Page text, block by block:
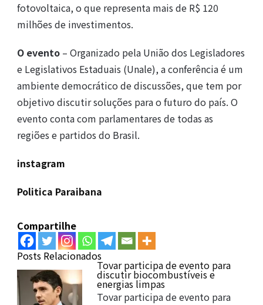
fotovoltaica, o que representa mais de R$ 120
milhões de investimentos.
O evento– Organizado pela União dos Legisladores
e Legislativos Estaduais (Unale), a conferência é um
ambiente democrático de discussões, que tem por
objetivo discutir soluções para o futuro do país. O
evento conta com parlamentares de todas as
regiões e partidos do Brasil.
instagram
Politica Paraibana
Compartilhe
Posts Relacionados
Tovar participa de evento para
discutir biocombustíveis e
energias limpas
Tovar participa de evento para